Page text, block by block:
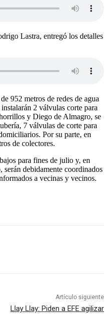
Lastra, entregó los detalles
952 metros de redes de agua
2 válvulas corte para
y Diego de Almagro, se
7 válvulas de corte para
Por su parte, en
de colectores.
para fines de julio y, en
serán debidamente coordinados
a vecinas y vecinos.
Artículo siguiente
Llay Llay: Piden a EFE agilizar